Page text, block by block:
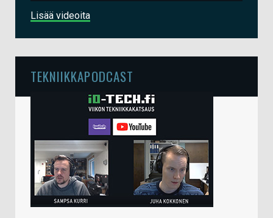
Lisää videoita
TEKNIIKKAPODCAST